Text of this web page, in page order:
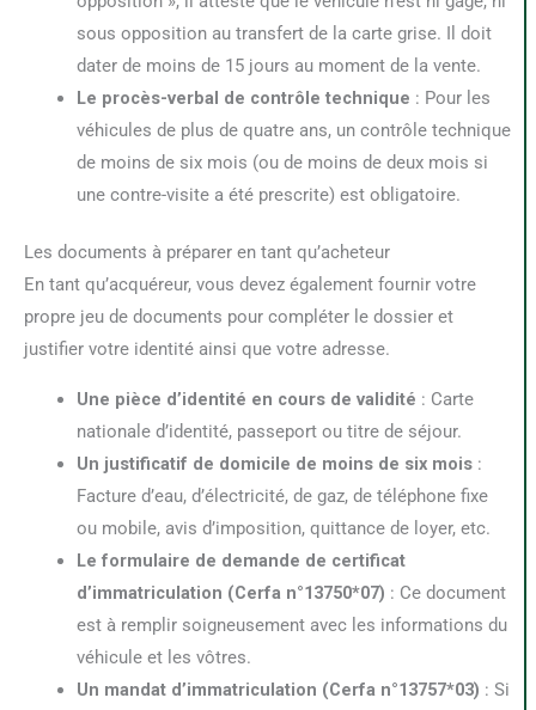
sous opposition au transfert de la carte grise. Il doit
dater de moins de 15 jours au moment de la vente.
Le procès-verbal de contrôle technique : Pour les
véhicules de plus de quatre ans, un contrôle technique
de moins de six mois (ou de moins de deux mois si
une contre-visite a été prescrite) est obligatoire.
Les documents à préparer en tant qu’acheteur
En tant qu’acquéreur, vous devez également fournir votre
propre jeu de documents pour compléter le dossier et
justifier votre identité ainsi que votre adresse.
Une pièce d’identité en cours de validité : Carte
nationale d’identité, passeport ou titre de séjour.
Un justificatif de domicile de moins de six mois:
Facture d’eau, d’électricité, de gaz, de téléphone fixe
ou mobile, avis d’imposition, quittance de loyer, etc.
Le formulaire de demande de certificat
d’immatriculation (Cerfa n°13750*07) : Ce document
est à remplir soigneusement avec les informations du
véhicule et les vôtres.
Un mandat d’immatriculation (Cerfa n°13757*03) : Si